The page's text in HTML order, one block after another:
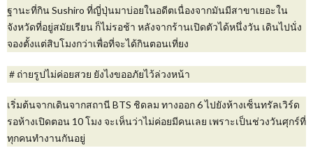
ฐานะที่กิน Sushiro ที่ญี่ปุ่นมาบ่อยในอดีตเนื่องจากมันมีสาขาเยอะใน
จังหวัดที่อยู่สมัยเรียน ก็ไม่รอช้า หลังจากร้านเปิดตัวได้หนึ่งวัน เดินไปนั่ง
จองตั้งแต่สิบโมงกว่าเพื่อที่จะได้กินตอนเที่ยง
＃ถ่ายรูปไม่ค่อยสวย ยังไงขออภัยไว้ล่วงหน้า
เริ่มต้นจากเดินจากสถานี BTS ชิดลม ทางออก 6 ไปยังห้างเซ็นทรัลเวิร์ด
รอห้างเปิดตอน 10 โมง จะเห็นว่าไม่ค่อยมีคนเลย เพราะเป็นช่วงวันศุกร์ที่
ทุกคนทำงานกันอยู่